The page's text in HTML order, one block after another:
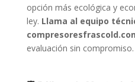
opción más ecológica y
ley. Llama al equipo
evaluación sin compromiso.